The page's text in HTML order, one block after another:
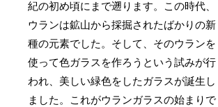
紀の初め頃にまで遡ります。この時代、
ウランは鉱山から採掘されたばかりの新
種の元素でした。そして、そのウランを
使って色ガラスを作ろうという試みが行
われ、美しい緑色をしたガラスが誕生し
ました。これがウランガラスの始まりで